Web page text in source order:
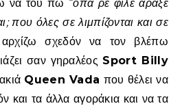
να του πω “όπα ρε φίλε άραξε
που όλες σε λιμπίζονται και σε
σχεδόν να τον βλέπω
σαν γηραλέος Sport Billy
Queen Vada που θέλει να
και τα άλλα αγοράκια και να τα